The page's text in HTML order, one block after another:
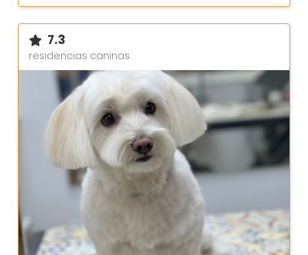
7.3
residencias caninas